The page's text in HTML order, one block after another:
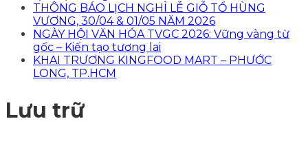
THÔNG BÁO LỊCH NGHỈ LỄ GIỖ TỔ HÙNG
VƯƠNG, 30/04 & 01/05 NĂM 2026
NGÀY HỘI VĂN HÓA TVGC 2026: Vững vàng từ
gốc – Kiến tạo tương lai
KHAI TRƯƠNG KINGFOOD MART – PHƯỚC
LONG, TP.HCM
Lưu trữ